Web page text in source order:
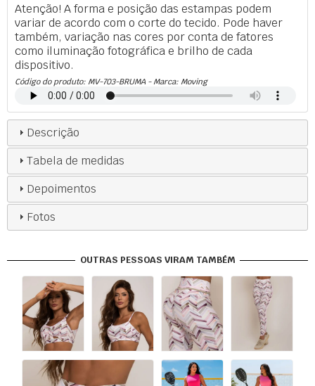
Atenção! A forma e posição das estampas podem
variar de acordo com o corte do tecido. Pode haver
também, variação nas cores por conta de fatores
como iluminação fotográfica e brilho de cada
dispositivo.
Código do produto: MV-703-BRUMA - Marca: Moving
Descrição
Tabela de medidas
Depoimentos
Fotos
OUTRAS PESSOAS VIRAM TAMBÉM